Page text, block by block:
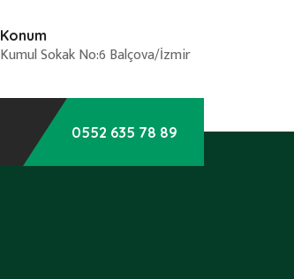
Konum
Kumul Sokak No:6 Balçova/İzmir
0552 635 78 89